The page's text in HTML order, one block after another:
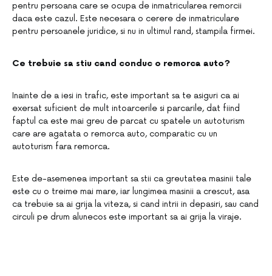
pentru persoana care se ocupa de inmatricularea remorcii
daca este cazul. Este necesara o cerere de inmatriculare
pentru persoanele juridice, si nu in ultimul rand, stampila firmei.
Ce trebuie sa stiu cand conduc o remorca auto?
Inainte de a iesi in trafic, este important sa te asiguri ca ai
exersat suficient de mult intoarcerile si parcarile, dat fiind
faptul ca este mai greu de parcat cu spatele un autoturism
care are agatata o remorca auto, comparatic cu un
autoturism fara remorca.
Este de-asemenea important sa stii ca greutatea masinii tale
este cu o treime mai mare, iar lungimea masinii a crescut, asa
ca trebuie sa ai grija la viteza, si cand intrii in depasiri, sau cand
circuli pe drum alunecos este important sa ai grija la viraje.